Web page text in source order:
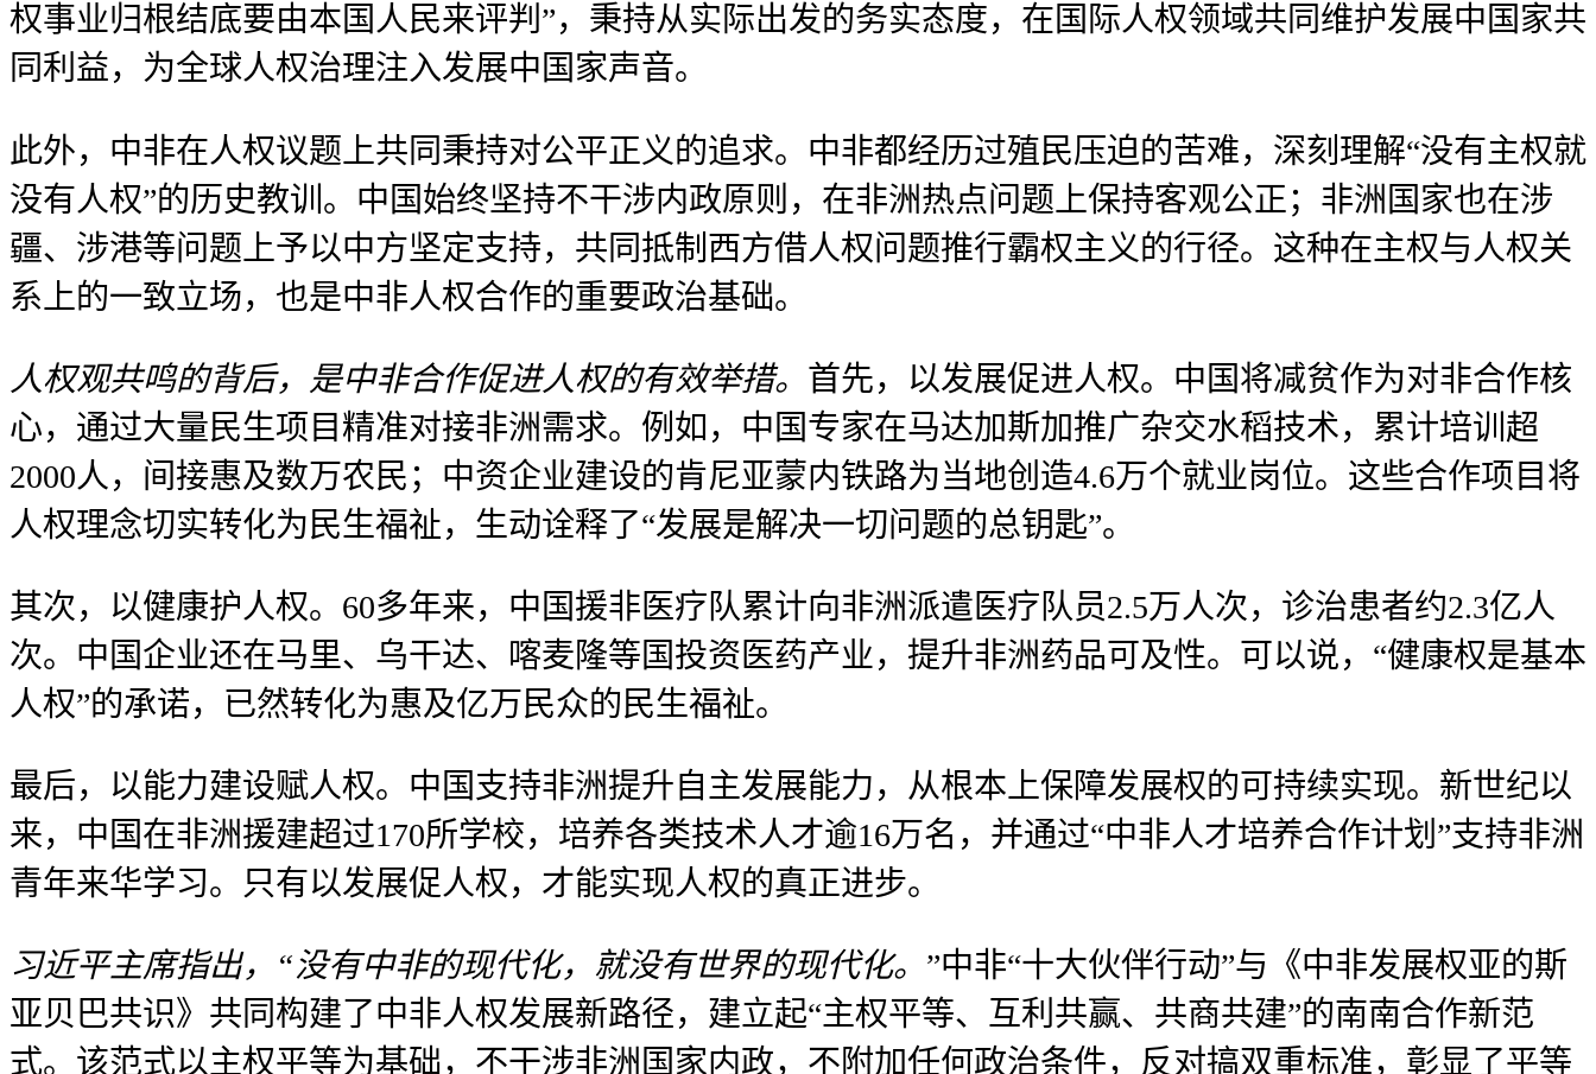
权事业归根结底要由本国人民来评判”，秉持从实际出发的务实态度，在国际人权领域共同维护发展中国家共
同利益，为全球人权治理注入发展中国家声音。
此外，中非在人权议题上共同秉持对公平正义的追求。中非都经历过殖民压迫的苦难，深刻理解“没有主权就
没有人权”的历史教训。中国始终坚持不干涉内政原则，在非洲热点问题上保持客观公正；非洲国家也在涉
疆、涉港等问题上予以中方坚定支持，共同抵制西方借人权问题推行霸权主义的行径。这种在主权与人权关
系上的一致立场，也是中非人权合作的重要政治基础。
人权观共鸣的背后，是中非合作促进人权的有效举措。 首先，以发展促进人权。中国将减贫作为对非合作核
心，通过大量民生项目精准对接非洲需求。例如，中国专家在马达加斯加推广杂交水稻技术，累计培训超
2000人，间接惠及数万农民；中资企业建设的肯尼亚蒙内铁路为当地创造4.6万个就业岗位。这些合作项目将
人权理念切实转化为民生福祉，生动诠释了“发展是解决一切问题的总钥匙”。
其次，以健康护人权。60多年来，中国援非医疗队累计向非洲派遣医疗队员2.5万人次，诊治患者约2.3亿人
次。中国企业还在马里、乌干达、喀麦隆等国投资医药产业，提升非洲药品可及性。可以说，“健康权是基本
人权”的承诺，已然转化为惠及亿万民众的民生福祉。
最后，以能力建设赋人权。中国支持非洲提升自主发展能力，从根本上保障发展权的可持续实现。新世纪以
来，中国在非洲援建超过170所学校，培养各类技术人才逾16万名，并通过“中非人才培养合作计划”支持非洲
青年来华学习。只有以发展促人权，才能实现人权的真正进步。
习近平主席指出，“没有中非的现代化，就没有世界的现代化。 ”中非“十大伙伴行动”与《中非发展权亚的斯
亚贝巴共识》共同构建了中非人权发展新路径，建立起“主权平等、互利共赢、共商共建”的南南合作新范
式。该范式以主权平等为基础，不干涉非洲国家内政，不附加任何政治条件，反对搞双重标准，彰显了平等